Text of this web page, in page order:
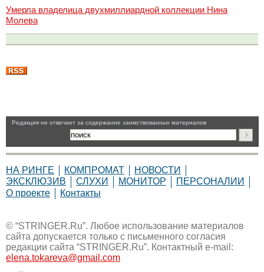
Умерла владелица двухмиллиардной коллекции Нина
Молева
Pедакция не отвечает за содержание заимствованных материалов
НА РИНГЕ КОМПРОМАТ
НОВОСТИ
ЭКСКЛЮЗИВ
СЛУХИ МОНИТОР
ПЕРСОНАЛИИ
О проекте
Контакты
© “STRINGER.Ru”. Любое использование материалов
сайта допускается только с письменного согласия
редакции сайта “STRINGER.Ru”. Контактный e-mail:
elena.tokareva@gmail.com